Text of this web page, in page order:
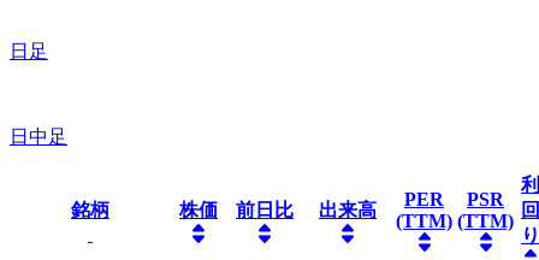
日足
日中足
銘柄 株価 前日比 出来高
PER
(TTM)
PSR
(TTM)
利
回
り